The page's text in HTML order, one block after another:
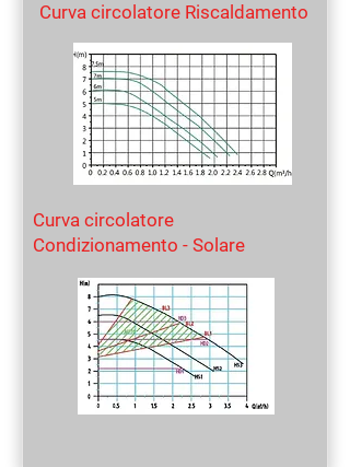
Curva circolatore Riscaldamento
Curva circolatore
Condizionamento - Solare